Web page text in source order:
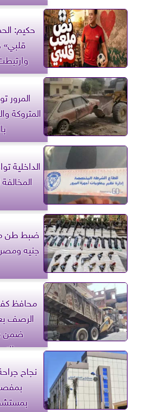
حكيم:
قلبي»
المرور
المتروكة
الداخلية
جنيه
محافظ
الرصف
ضمن
نجاح